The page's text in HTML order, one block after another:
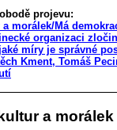
projevu:
a morálek/Má
organizaci
míry je správné
Kment, Tomáš
a morálek